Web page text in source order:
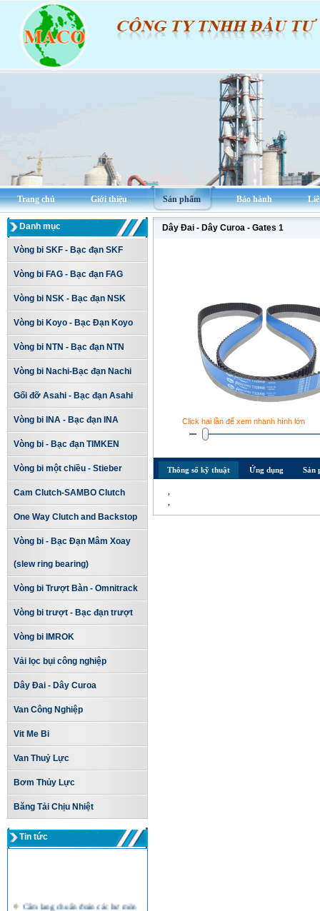
Trang chủ Giới thiệu Sản phẩm Bảo hành
Danh mục
Vòng bi SKF - Bạc đạn SKF
Vòng bi FAG - Bạc đạn FAG
Vòng bi NSK - Bạc đạn NSK
Vòng bi Koyo - Bạc Đạn Koyo
Vòng bi NTN - Bạc đạn NTN
Vòng bi Nachi-Bạc đạn Nachi
Gối đỡ Asahi - Bạc đạn Asahi
Vòng bi INA - Bạc đạn INA
Vòng bi - Bạc đạn TIMKEN
Vòng bi một chiều - Stieber
Cam Clutch-SAMBO Clutch
One Way Clutch and Backstop
Vòng bi - Bạc Đạn Mâm Xoay
(slew ring bearing)
Vòng bi Trượt Bàn - Omnitrack
Vòng bi trượt - Bạc đạn trượt
Vòng bi IMROK
Vải lọc bụi công nghiệp
Dây Đai - Dây Curoa
Van Công Nghiệp
Vit Me Bi
Van Thuỷ Lực
Bơm Thủy Lực
Băng Tải Chịu Nhiệt
Tin tức
Cẩm lang chuẩn đoán các hư mòn
Dây Đai - Dây Curoa - Gates 1
Click hai lần để xem nhanh hình lớn
Thông số kỹ thuật Ứng dụng Sản
,
,